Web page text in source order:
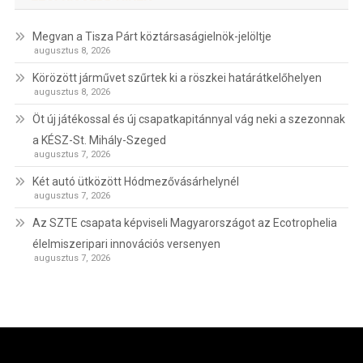
Megvan a Tisza Párt köztársaságielnök-jelöltje
augusztus 8, 2026
Körözött járművet szűrtek ki a röszkei határátkelőhelyen
augusztus 8, 2026
Öt új játékossal és új csapatkapitánnyal vág neki a szezonnak
a KÉSZ-St. Mihály-Szeged
augusztus 7, 2026
Két autó ütközött Hódmezővásárhelynél
augusztus 7, 2026
Az SZTE csapata képviseli Magyarországot az Ecotrophelia
élelmiszeripari innovációs versenyen
augusztus 7, 2026